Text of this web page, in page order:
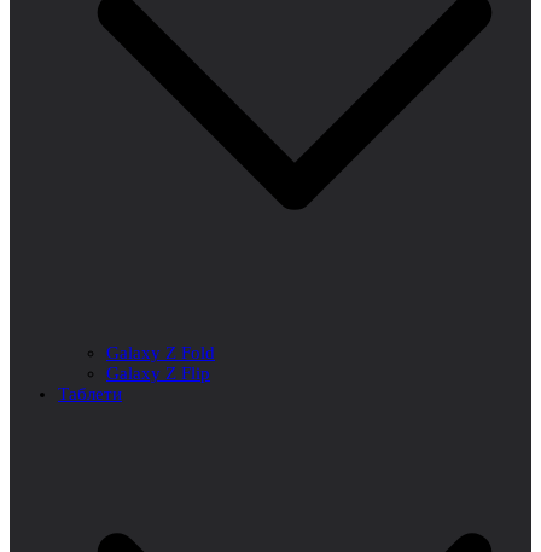
Galaxy Z Fold
Galaxy Z Flip
Таблети